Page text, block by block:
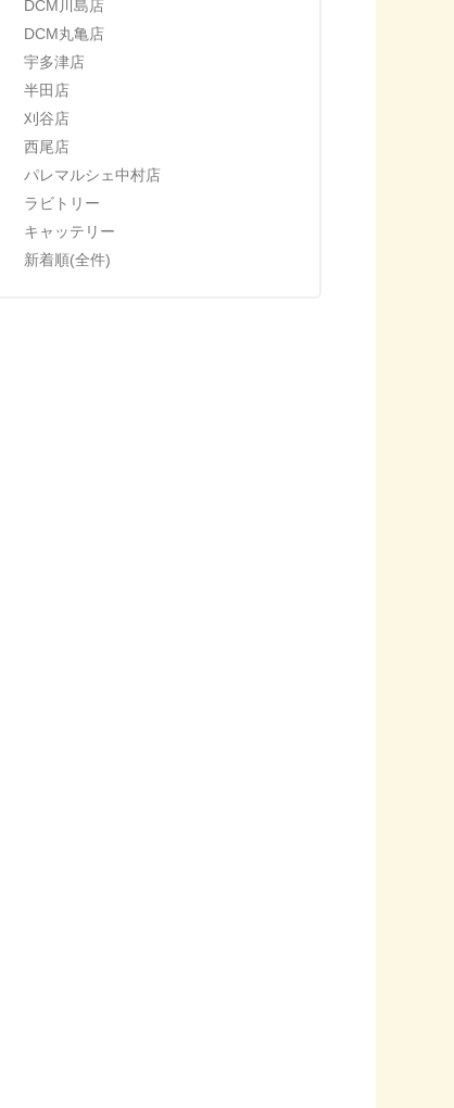
DCM川島店
DCM丸亀店
宇多津店
半田店
刈谷店
西尾店
パレマルシェ中村店
ラビトリー
キャッテリー
新着順(全件)